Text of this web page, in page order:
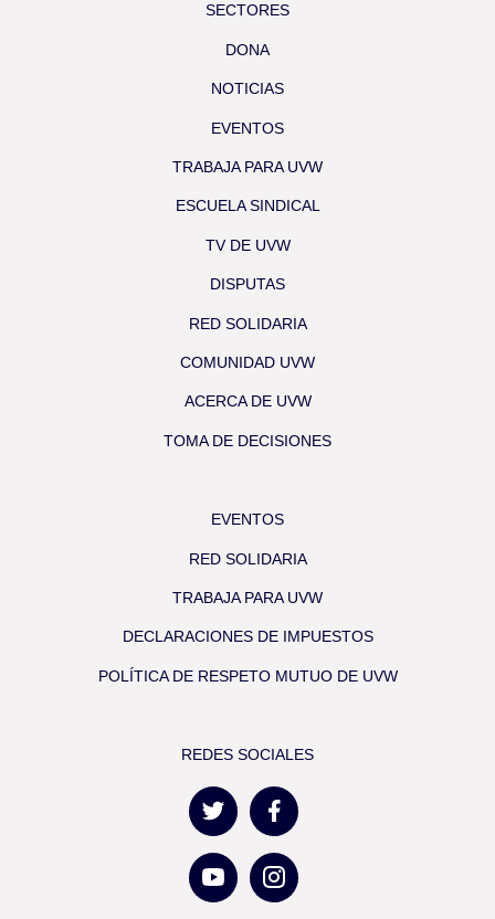
SECTORES
DONA
NOTICIAS
EVENTOS
TRABAJA PARA UVW
ESCUELA SINDICAL
TV DE UVW
DISPUTAS
RED SOLIDARIA
COMUNIDAD UVW
ACERCA DE UVW
TOMA DE DECISIONES
EVENTOS
RED SOLIDARIA
TRABAJA PARA UVW
DECLARACIONES DE IMPUESTOS
POLÍTICA DE RESPETO MUTUO DE UVW
REDES SOCIALES